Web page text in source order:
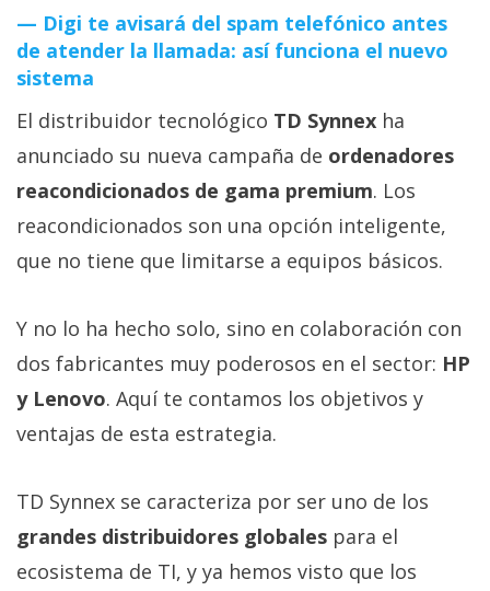
Sistemas
operativos
Profesional
+
Más
Sorteos
Foros
/
Sobre
nosotros
/
Digi te avisará del spam telefónico antes
de atender la llamada: así funciona el nuevo
sistema
El distribuidor tecnológico TD Synnex ha
anunciado su nueva campaña de ordenadores
reacondicionados de gama premium. Los
reacondicionados son una opción inteligente,
que no tiene que limitarse a equipos básicos.
Y no lo ha hecho solo, sino en colaboración con
dos fabricantes muy poderosos en el sector: HP
y Lenovo. Aquí te contamos los objetivos y
ventajas de esta estrategia.
TD Synnex se caracteriza por ser uno de los
grandes distribuidores globales para el
ecosistema de TI, y ya hemos visto que los